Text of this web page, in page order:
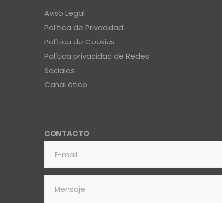
Aviso Legal
Política de Privacidad
Política de Cookies
Política privacidad de Redes
Sociales
Canal ético
CONTACTO